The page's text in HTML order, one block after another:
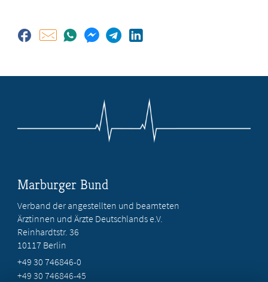
Marburger Bund
Verband der angestellten und beamteten
Ärztinnen und Ärzte Deutschlands e.V.
Reinhardtstr. 36
10117 Berlin
+49 30 746846-0
+49 30 746846-45